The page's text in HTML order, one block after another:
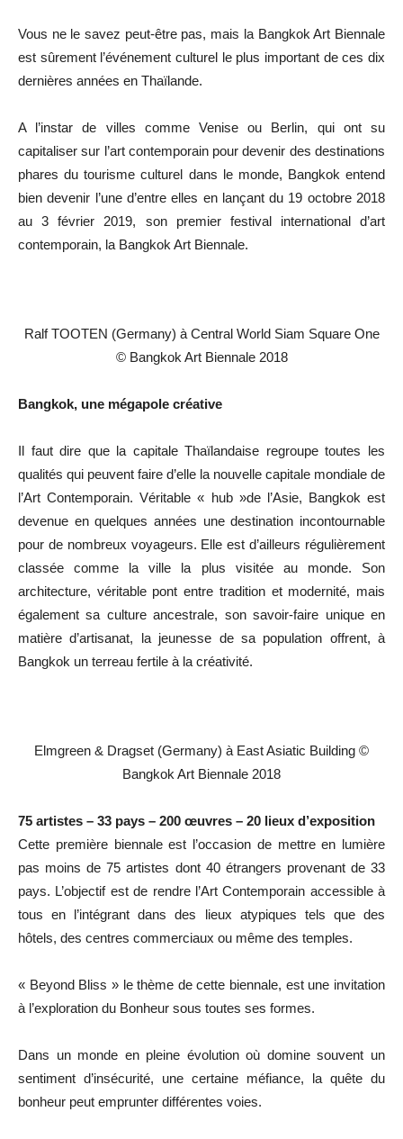
Vous ne le savez peut-être pas, mais la Bangkok Art Biennale
est sûrement l’événement culturel le plus important de ces dix
dernières années en Thaïlande.
A l’instar de villes comme Venise ou Berlin, qui ont su
capitaliser sur l’art contemporain pour devenir des destinations
phares du tourisme culturel dans le monde, Bangkok entend
bien devenir l’une d’entre elles en lançant du 19 octobre 2018
au 3 février 2019, son premier festival international d’art
contemporain, la Bangkok Art Biennale.
Ralf TOOTEN (Germany) à Central World Siam Square One
© Bangkok Art Biennale 2018
Bangkok, une mégapole créative
Il faut dire que la capitale Thaïlandaise regroupe toutes les
qualités qui peuvent faire d’elle la nouvelle capitale mondiale de
l’Art Contemporain. Véritable « hub »de l’Asie, Bangkok est
devenue en quelques années une destination incontournable
pour de nombreux voyageurs. Elle est d’ailleurs régulièrement
classée comme la ville la plus visitée au monde. Son
architecture, véritable pont entre tradition et modernité, mais
également sa culture ancestrale, son savoir-faire unique en
matière d’artisanat, la jeunesse de sa population offrent, à
Bangkok un terreau fertile à la créativité.
Elmgreen & Dragset (Germany) à East Asiatic Building ©
Bangkok Art Biennale 2018
75 artistes – 33 pays – 200 œuvres – 20 lieux d’exposition
Cette première biennale est l’occasion de mettre en lumière
pas moins de 75 artistes dont 40 étrangers provenant de 33
pays. L’objectif est de rendre l’Art Contemporain accessible à
tous en l’intégrant dans des lieux atypiques tels que des
hôtels, des centres commerciaux ou même des temples.
« Beyond Bliss » le thème de cette biennale, est une invitation
à l’exploration du Bonheur sous toutes ses formes.
Dans un monde en pleine évolution où domine souvent un
sentiment d’insécurité, une certaine méfiance, la quête du
bonheur peut emprunter différentes voies.